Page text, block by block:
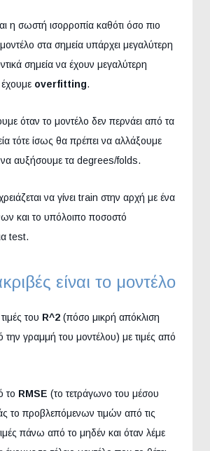
η σωστή ισορροπία καθότι όσο πιο
μοντέλο στα σημεία υπάρχει μεγαλύτερη
σημεία να έχουν μεγαλύτερη
έχουμε overfitting.
όταν το μοντέλο δεν περνάει από τα
τότε ίσως θα πρέπει να αλλάξουμε
να αυξήσουμε τα degrees/folds.
να γίνει train στην αρχή με ένα
και το υπόλοιπο ποσοστό
test.
είναι το μοντέλο
του R^2 (πόσο μικρή απόκλιση
την γραμμή του μοντέλου) με τιμές από
το RMSE (το τετράγωνο του μέσου
το προβλεπόμενων τιμών από τις
πάνω από το μηδέν και όταν λέμε